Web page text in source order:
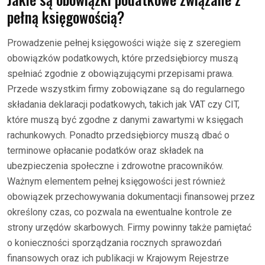
pełną księgowością?
Prowadzenie pełnej księgowości wiąże się z szeregiem
obowiązków podatkowych, które przedsiębiorcy muszą
spełniać zgodnie z obowiązującymi przepisami prawa.
Przede wszystkim firmy zobowiązane są do regularnego
składania deklaracji podatkowych, takich jak VAT czy CIT,
które muszą być zgodne z danymi zawartymi w księgach
rachunkowych. Ponadto przedsiębiorcy muszą dbać o
terminowe opłacanie podatków oraz składek na
ubezpieczenia społeczne i zdrowotne pracowników.
Ważnym elementem pełnej księgowości jest również
obowiązek przechowywania dokumentacji finansowej przez
określony czas, co pozwala na ewentualne kontrole ze
strony urzędów skarbowych. Firmy powinny także pamiętać
o konieczności sporządzania rocznych sprawozdań
finansowych oraz ich publikacji w Krajowym Rejestrze